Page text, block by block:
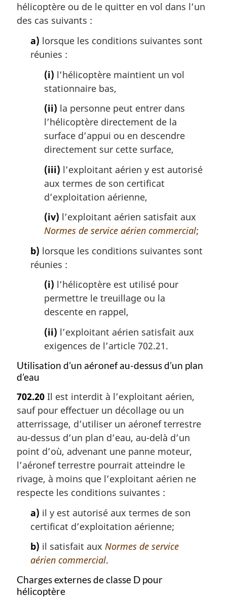
hélicoptère ou de le quitter en vol dans l’un
des cas suivants :
a) lorsque les conditions suivantes sont
réunies :
(i) l’hélicoptère maintient un vol
stationnaire bas,
(ii) la personne peut entrer dans
l’hélicoptère directement de la
surface d’appui ou en descendre
directement sur cette surface,
(iii) l’exploitant aérien y est autorisé
aux termes de son certificat
d’exploitation aérienne,
(iv) l’exploitant aérien satisfait aux
Normes de service aérien commercial;
b) lorsque les conditions suivantes sont
réunies :
(i) l’hélicoptère est utilisé pour
permettre le treuillage ou la
descente en rappel,
(ii) l’exploitant aérien satisfait aux
exigences de l’article 702.21.
Utilisation d’un aéronef au-dessus d’un plan
d’eau
702.20 Il est interdit à l’exploitant aérien,
sauf pour effectuer un décollage ou un
atterrissage, d’utiliser un aéronef terrestre
au-dessus d’un plan d’eau, au-delà d’un
point d’où, advenant une panne moteur,
l’aéronef terrestre pourrait atteindre le
rivage, à moins que l’exploitant aérien ne
respecte les conditions suivantes :
a) il y est autorisé aux termes de son
certificat d’exploitation aérienne;
b) il satisfait aux Normes de service
aérien commercial.
Charges externes de classe D pour
hélicoptère